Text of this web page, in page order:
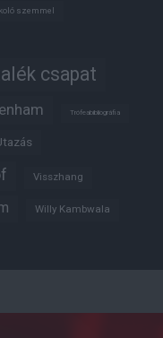
szemmel
csapat
Trófeabibliográfia
Visszhang
Willy Kambwala